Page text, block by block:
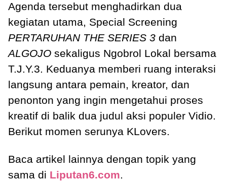
Agenda tersebut menghadirkan dua
kegiatan utama, Special Screening
PERTARUHAN THE SERIES 3 dan
ALGOJO sekaligus Ngobrol Lokal bersama
T.J.Y.3. Keduanya memberi ruang interaksi
langsung antara pemain, kreator, dan
penonton yang ingin mengetahui proses
kreatif di balik dua judul aksi populer Vidio.
Berikut momen serunya KLovers.
Baca artikel lainnya dengan topik yang
sama di Liputan6.com.